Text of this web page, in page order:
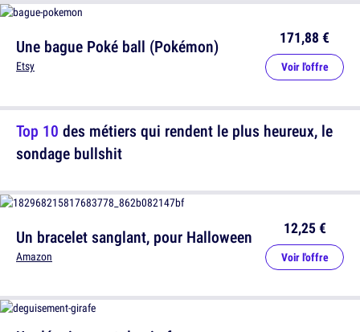
Top 10 des métiers qui rendent le plus heureux, le
sondage bullshit
Une bague Poké ball (Pokémon)
Etsy
171,88 €
Voir l'offre
Un bracelet sanglant, pour Halloween
Amazon
12,25 €
Voir l'offre